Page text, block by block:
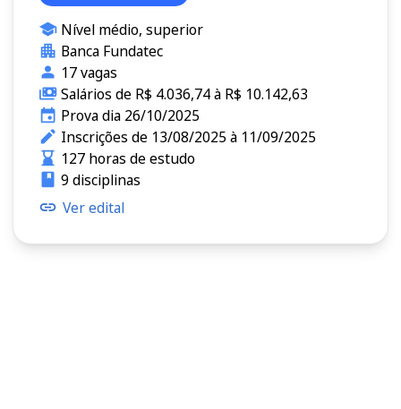
Nível médio, superior
Banca Fundatec
17 vagas
Salários de R$ 4.036,74 à R$ 10.142,63
Prova dia 26/10/2025
Inscrições de 13/08/2025 à 11/09/2025
127 horas de estudo
9 disciplinas
Ver edital